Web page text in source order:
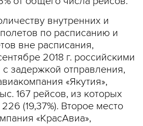
внутренних и
по расписанию и
вне расписания,
2018 г. российскими
задержкой отправления,
«Якутия»,
167 рейсов, из которых
(19,37%). Второе место
«КрасАвиа»,